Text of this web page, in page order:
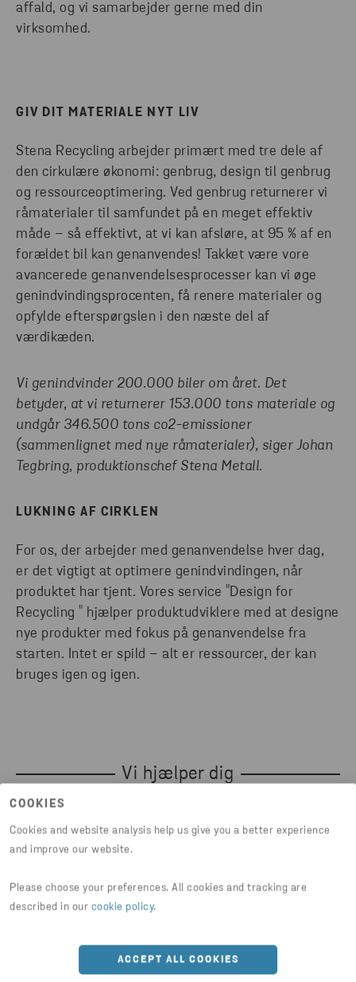
COOKIES
Cookies and website analysis help us give you a better experience
and improve our website.
Please choose your preferences. All cookies and tracking are
described in our cookie policy.
ACCEPT ALL COOKIES
affald, og vi samarbejder gerne med din
virksomhed.
GIV DIT MATERIALE NYT LIV
Stena Recycling arbejder primært med tre dele af
den cirkulære økonomi: genbrug, design til genbrug
og ressourceoptimering. Ved genbrug returnerer vi
råmaterialer til samfundet på en meget effektiv
måde – så effektivt, at vi kan afsløre, at 95 % af en
forældet bil kan genanvendes! Takket være vore
avancerede genanvendelsesprocesser kan vi øge
genindvindingsprocenten, få renere materialer og
opfylde efterspørgslen i den næste del af
værdikæden.
Vi genindvinder 200.000 biler om året. Det
betyder, at vi returnerer 153.000 tons materiale og
undgår 346.500 tons co2-emissioner
(sammenlignet med nye råmaterialer), siger Johan
Tegbring, produktionschef Stena Metall.
LUKNING AF CIRKLEN
For os, der arbejder med genanvendelse hver dag,
er det vigtigt at optimere genindvindingen, når
produktet har tjent. Vores service "Design for
Recycling " hjælper produktudviklere med at designe
nye produkter med fokus på genanvendelse fra
starten. Intet er spild – alt er ressourcer, der kan
bruges igen og igen.
Vi hjælper dig